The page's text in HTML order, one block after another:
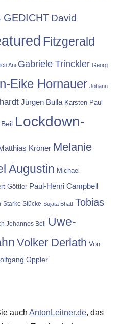
GEDICHT David
Fitzgerald
Ani Gabriele Trinckler Georg
Eike Hornauer Johann
Jürgen Bulla Karsten Paul
Lockdown-
Kröner Melanie
Augustin Michael
Göttler Paul-Henri Campbell
Starke Stücke Sujata Bhatt Tobias
Johannes Beil Uwe-
Volker Derlath Von
Oppler
auch AntonLeitner.de, das